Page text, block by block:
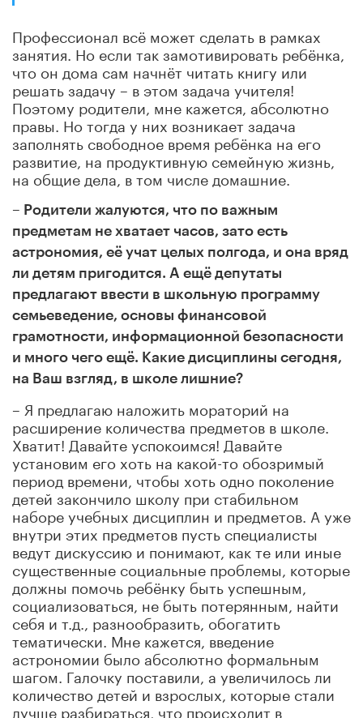
Профессионал всё может сделать в рамках
занятия. Но если так замотивировать ребёнка,
что он дома сам начнёт читать книгу или
решать задачу – в этом задача учителя!
Поэтому родители, мне кажется, абсолютно
правы. Но тогда у них возникает задача
заполнять свободное время ребёнка на его
развитие, на продуктивную семейную жизнь,
на общие дела, в том числе домашние.
– Родители жалуются, что по важным
предметам не хватает часов, зато есть
астрономия, её учат целых полгода, и она вряд
ли детям пригодится. А ещё депутаты
предлагают ввести в школьную программу
семьеведение, основы финансовой
грамотности, информационной безопасности
и много чего ещё. Какие дисциплины сегодня,
на Ваш взгляд, в школе лишние?
– Я предлагаю наложить мораторий на
расширение количества предметов в школе.
Хватит! Давайте успокоимся! Давайте
установим его хоть на какой-то обозримый
период времени, чтобы хоть одно поколение
детей закончило школу при стабильном
наборе учебных дисциплин и предметов. А уже
внутри этих предметов пусть специалисты
ведут дискуссию и понимают, как те или иные
существенные социальные проблемы, которые
должны помочь ребёнку быть успешным,
социализоваться, не быть потерянным, найти
себя и т.д., разнообразить, обогатить
тематически. Мне кажется, введение
астрономии было абсолютно формальным
шагом. Галочку поставили, а увеличилось ли
количество детей и взрослых, которые стали
лучше разбираться, что происходит в